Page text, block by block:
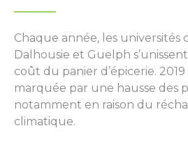
Chaque année, les universités
Dalhousie et Guelph
coût du panier d’épicerie.
marquée par une hausse des
notamment en raison du
climatique.